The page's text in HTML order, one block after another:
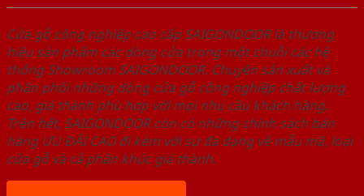
Cửa gỗ công nghiệp cao cấp SAIGONDOOR là thương
hiệu sản phẩm các dòng cửa trong một chuỗi các hệ
thống Showroom SAIGONDOOR. Chuyên sản xuất và
phân phối những dòng cửa gỗ công nghiệp chất lượng
cao, giá thành phù hợp với mọi nhu cầu khách hàng.
Trên hết, SAIGONDOOR còn có những chính sách bán
hàng ƯU ĐÃI CAO đi kèm với sự đa dạng về mẫu mã, loại
cửa gỗ và cả phân khúc giá thành.